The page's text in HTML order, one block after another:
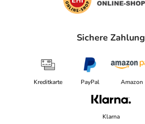
Sichere Zahlung
Kreditkarte PayPal Amazon
Klarna